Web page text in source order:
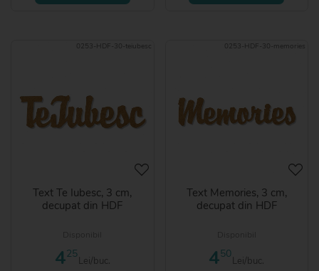
0253-HDF-30-teiubesc
Text Te Iubesc, 3 cm,
decupat din HDF
425
Lei/buc.
0253-HDF-30-memories
Text Memories, 3 cm,
decupat din HDF
450
Lei/buc.